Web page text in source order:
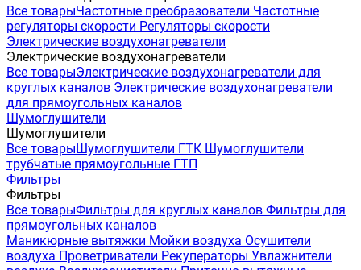
Все товарыЧастотные преобразователи Частотные
регуляторы скорости Регуляторы скорости
Электрические воздухонагреватели
Электрические воздухонагреватели
Все товарыЭлектрические воздухонагреватели для
круглых каналов Электрические воздухонагреватели
для прямоугольных каналов
Шумоглушители
Шумоглушители
Все товарыШумоглушители ГТК Шумоглушители
трубчатые прямоугольные ГТП
Фильтры
Фильтры
Все товарыФильтры для круглых каналов Фильтры для
прямоугольных каналов
Маникюрные вытяжки Мойки воздуха Осушители
воздуха Проветриватели Рекуператоры Увлажнители